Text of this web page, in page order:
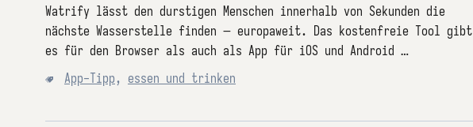
Watrify lässt den durstigen Menschen innerhalb von Sekunden die
nächste Wasserstelle finden – europaweit. Das kostenfreie Tool gibt
es für den Browser als auch als App für iOS und Android …
App-Tipp, essen und trinken